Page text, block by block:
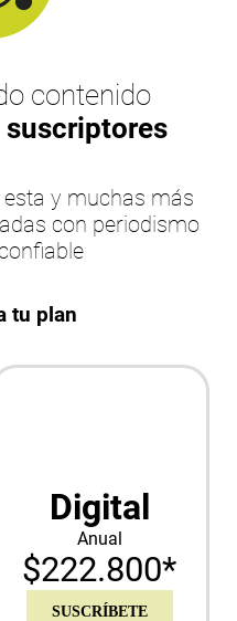
contenido
suscriptores
y muchas más
con periodismo
tu plan
Digital
Anual
$222.800*
SUSCRÍBETE